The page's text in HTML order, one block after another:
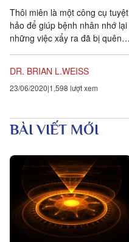
Thôi miên là một công cụ tuyệt
hảo để giúp bệnh nhân nhớ lại
những việc xẩy ra đã bị quên
DR. BRIAN L.WEISS
23/06/2020 1,598 lượt xem
BÀI VIẾT MỚI